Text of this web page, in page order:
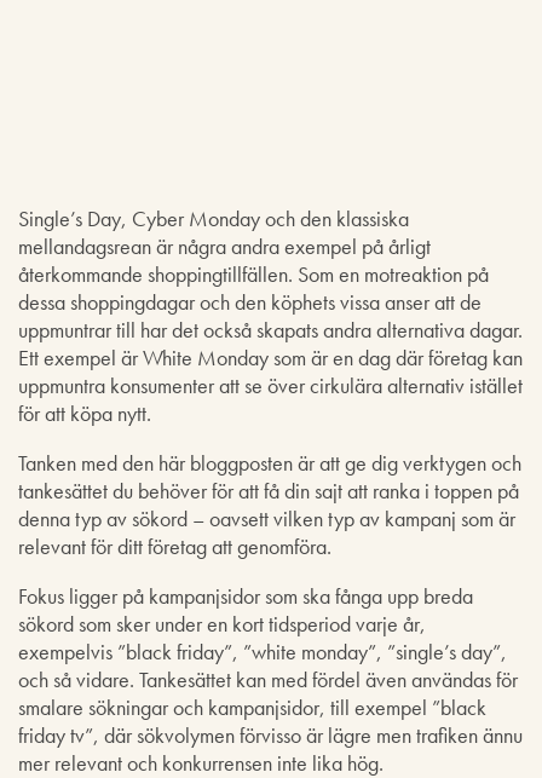
Single’s Day, Cyber Monday och den klassiska
mellandagsrean är några andra exempel på årligt
återkommande shoppingtillfällen. Som en motreaktion på
dessa shoppingdagar och den köphets vissa anser att de
uppmuntrar till har det också skapats andra alternativa dagar.
Ett exempel är White Monday som är en dag där företag kan
uppmuntra konsumenter att se över cirkulära alternativ istället
för att köpa nytt.
Tanken med den här bloggposten är att ge dig verktygen och
tankesättet du behöver för att få din sajt att ranka i toppen på
denna typ av sökord – oavsett vilken typ av kampanj som är
relevant för ditt företag att genomföra.
Fokus ligger på kampanjsidor som ska fånga upp breda
sökord som sker under en kort tidsperiod varje år,
exempelvis ”black friday”, ”white monday”, ”single’s day”,
och så vidare. Tankesättet kan med fördel även användas för
smalare sökningar och kampanjsidor, till exempel ”black
friday tv”, där sökvolymen förvisso är lägre men trafiken ännu
mer relevant och konkurrensen inte lika hög.